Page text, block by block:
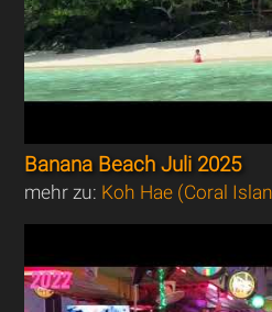
Banana Beach Juli 2025
mehr zu: Koh Hae (Coral